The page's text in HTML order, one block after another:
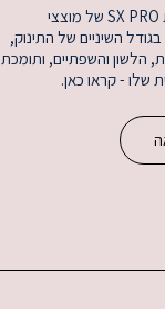
הפטמה המהפכנית SX PRO של מוצצי
השיניים של התינוק,
הלשון והשפתיים, ותומכת
שלו - קראו כאן.